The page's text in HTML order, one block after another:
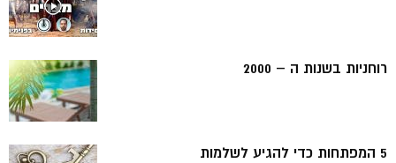
רוחניות בשנות ה – 2000
5 המפתחות כדי להגיע לשלמות